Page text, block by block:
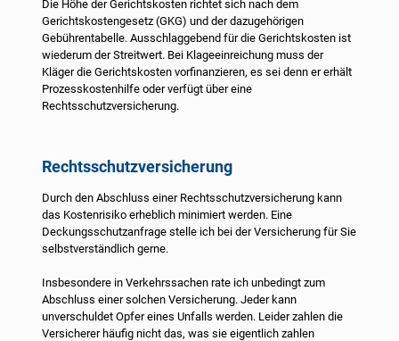
Die Höhe der Gerichtskosten richtet sich nach dem
Gerichtskostengesetz (GKG) und der dazugehörigen
Gebührentabelle. Ausschlaggebend für die Gerichtskosten ist
wiederum der Streitwert. Bei Klageeinreichung muss der
Kläger die Gerichtskosten vorfinanzieren, es sei denn er erhält
Prozesskostenhilfe oder verfügt über eine
Rechtsschutzversicherung.
Rechtsschutzversicherung
Durch den Abschluss einer Rechtsschutzversicherung kann
das Kostenrisiko erheblich minimiert werden. Eine
Deckungsschutzanfrage stelle ich bei der Versicherung für Sie
selbstverständlich gerne.
Insbesondere in Verkehrssachen rate ich unbedingt zum
Abschluss einer solchen Versicherung. Jeder kann
unverschuldet Opfer eines Unfalls werden. Leider zahlen die
Versicherer häufig nicht das, was sie eigentlich zahlen